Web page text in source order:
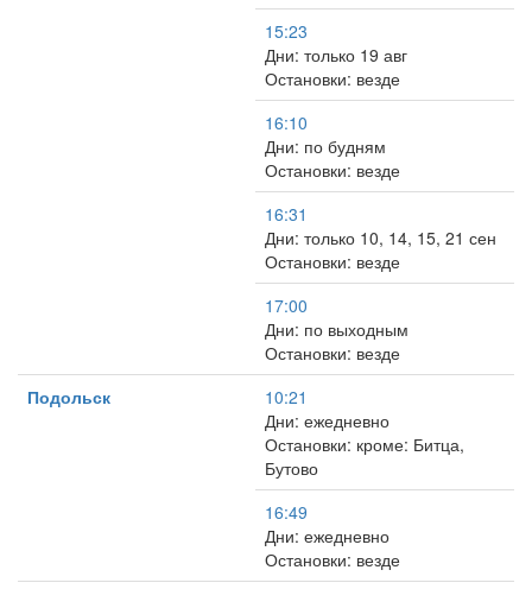
15:23
Дни: только 19 авг
Остановки: везде
16:10
Дни: по будням
Остановки: везде
16:31
Дни: только 10, 14, 15, 21 сен
Остановки: везде
17:00
Дни: по выходным
Остановки: везде
Подольск
10:21
Дни: ежедневно
Остановки: кроме: Битца,
Бутово
16:49
Дни: ежедневно
Остановки: везде